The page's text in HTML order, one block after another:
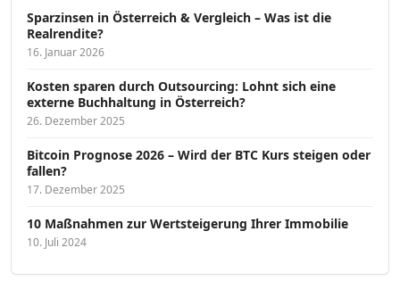
Sparzinsen in Österreich & Vergleich – Was ist die
Realrendite?
16. Januar 2026
Kosten sparen durch Outsourcing: Lohnt sich eine
externe Buchhaltung in Österreich?
26. Dezember 2025
Bitcoin Prognose 2026 – Wird der BTC Kurs steigen oder
fallen?
17. Dezember 2025
10 Maßnahmen zur Wertsteigerung Ihrer Immobilie
10. Juli 2024